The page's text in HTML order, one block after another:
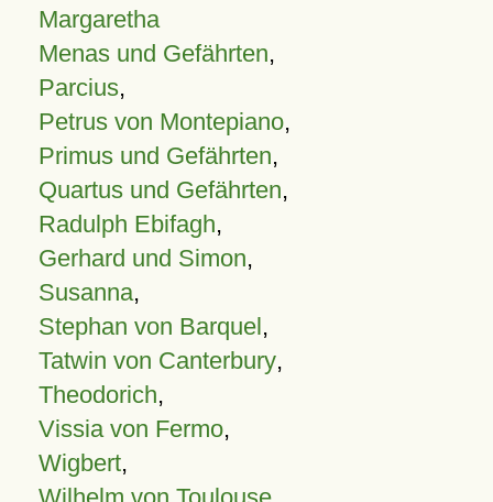
Margaretha
Menas und Gefährten,
Parcius,
Petrus von Montepiano,
Primus und Gefährten,
Quartus und Gefährten,
Radulph Ebifagh,
Gerhard und Simon,
Susanna,
Stephan von Barquel,
Tatwin von Canterbury,
Theodorich,
Vissia von Fermo,
Wigbert,